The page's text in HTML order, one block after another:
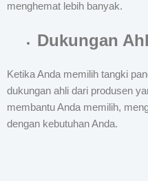
menghemat lebih banyak.
Dukungan
Ketika Anda memilih tangki
dukungan ahli dari produsen
membantu Anda memilih,
dengan kebutuhan Anda.